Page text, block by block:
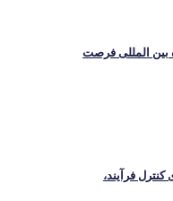
المللی فرصت
فرآیند،